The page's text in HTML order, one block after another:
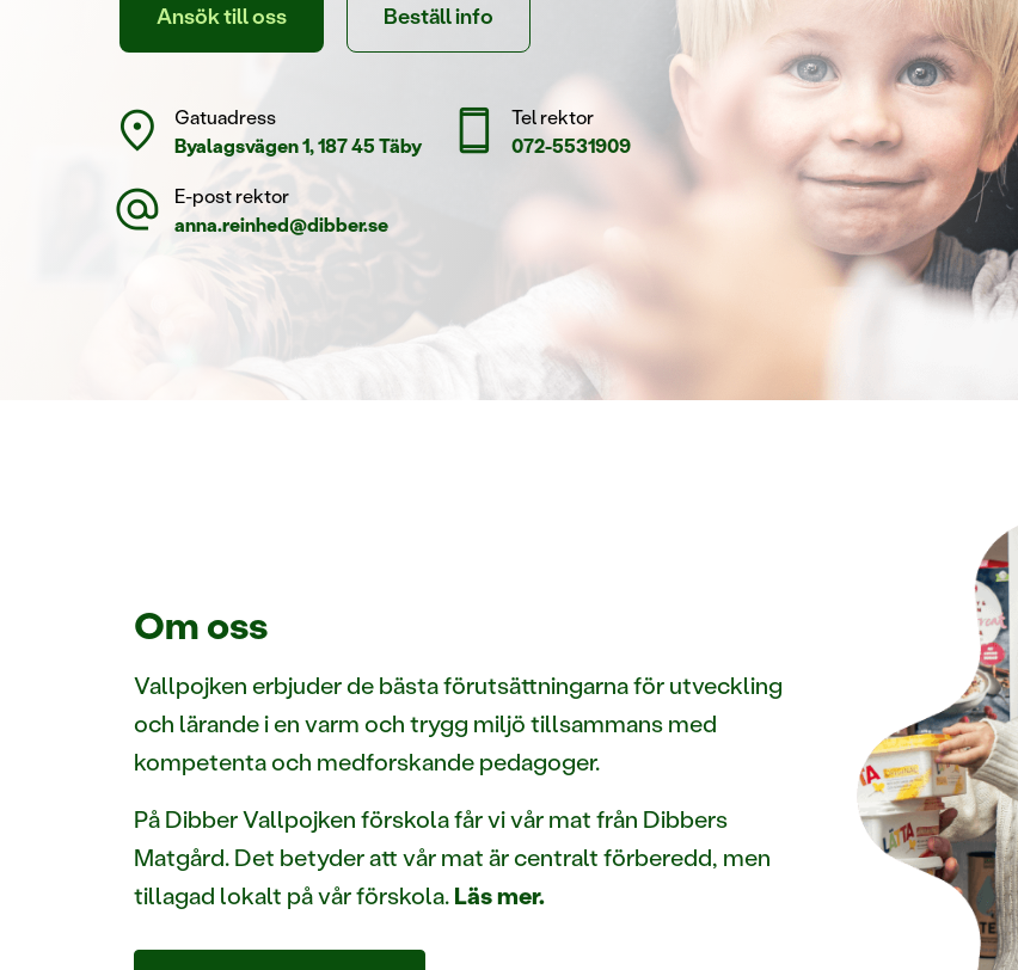
Ansök till oss Beställ info
location_on
Gatuadress
Byalagsvägen 1, 187 45 Täby
smartphone
Tel rektor
072-5531909
alternate_email
E-post rektor
anna.reinhed@dibber.se
Om oss
Vallpojken erbjuder de bästa förutsättningarna för utveckling
och lärande i en varm och trygg miljö tillsammans med
kompetenta och medforskande pedagoger.
På Dibber Vallpojken förskola får vi vår mat från Dibbers
Matgård. Det betyder att vår mat är centralt förberedd, men
tillagad lokalt på vår förskola.Läs mer.